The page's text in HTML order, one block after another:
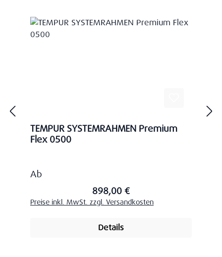
TEMPUR SYSTEMRAHMEN Premium
Flex 0500
Regulärer Preis:
Ab
898,00 €
Preise inkl. MwSt. zzgl. Versandkosten
Details